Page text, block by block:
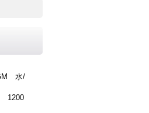
水/
1200